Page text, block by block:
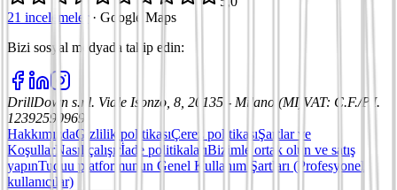
21 incelemeler
· Google Maps
Bizi sosyal medyada takip edin:
DrillDown s.r.l. Viale Isonzo, 8, 20135 - Milano (MI) VAT: C.F./P.I.
12392590969
HakkımızdaGizlilik politikasıÇerez politikasıŞartlar ve
KoşullarNasıl çalışırİade politikalarıBizimle ortak olun ve satış
yapınTuduu platformunun Genel Kullanım Şartları (Profesyonel
kullanıcılar)